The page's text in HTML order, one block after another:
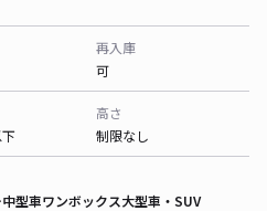
再入庫
可
高さ
制限なし
中型車ワンボックス大型車・SUV